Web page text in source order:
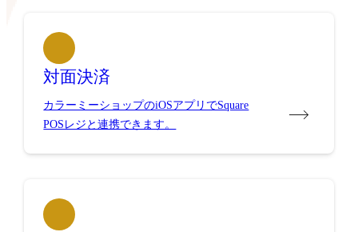
対面決済
カラーミーショップのiOSアプリでSquare
POSレジと連携できます。